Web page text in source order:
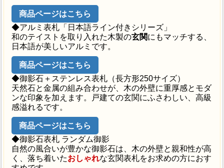
商品ページはこちら
◆アルミ表札「日本語ライン付きシリーズ」
和のテイストを取り入れた木製の玄関にもマッチする、
日本語が美しいアルミです。
商品ページはこちら
◆御影石＋ステンレス表札（長方形250サイズ）
天然石と金属の組み合わせが、木の外壁に重厚感とモダ
ンな印象を加えます。戸建ての玄関にふさわしい、高級
感溢れるです。
商品ページはこちら
◆御影石表札 ランダム御影
自然の風合いが豊かな御影石は、木の外壁と親和性が高
く、落ち着いたおしゃれな玄関表札をお求めの方におす